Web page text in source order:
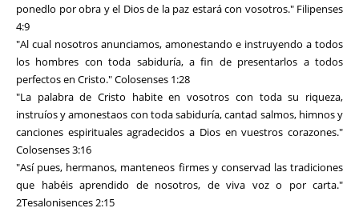
ponedlo por obra y el Dios de la paz estará con vosotros." Filipenses
4:9
"Al cual nosotros anunciamos, amonestando e instruyendo a todos
los hombres con toda sabiduría, a fin de presentarlos a todos
perfectos en Cristo." Colosenses 1:28
"La palabra de Cristo habite en vosotros con toda su riqueza,
instruíos y amonestaos con toda sabiduría, cantad salmos, himnos y
canciones espirituales agradecidos a Dios en vuestros corazones."
Colosenses 3:16
"Así pues, hermanos, manteneos firmes y conservad las tradiciones
que habéis aprendido de nosotros, de viva voz o por carta."
2Tesalonisences 2:15